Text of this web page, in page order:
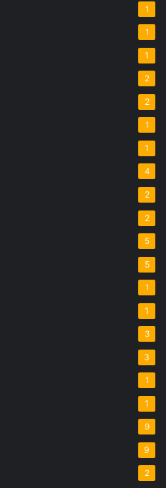
1
1
1
2
2
1
1
4
2
2
5
5
1
1
3
3
1
1
9
9
2